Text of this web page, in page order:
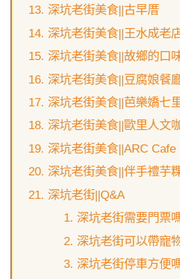
深坑老街美食||古早厝
深坑老街美食||王水成老
深坑老街美食||故鄉的口
深坑老街美食||豆腐娘餐
深坑老街美食||芭樂嬌七
深坑老街美食||歐里人文
深坑老街美食||ARC Cafe
深坑老街美食||伴手禮芋
深坑老街||Q&A
深坑老街需要門票
深坑老街可以帶寵
深坑老街停車方便